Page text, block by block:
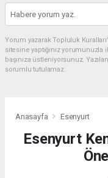
Yorum yazarak Topluluk
sitesine yaptığınız
başınıza üstleniyorsunuz.
sorumlu tutulamaz.
Anasayfa Esenyurt
Esenyurt